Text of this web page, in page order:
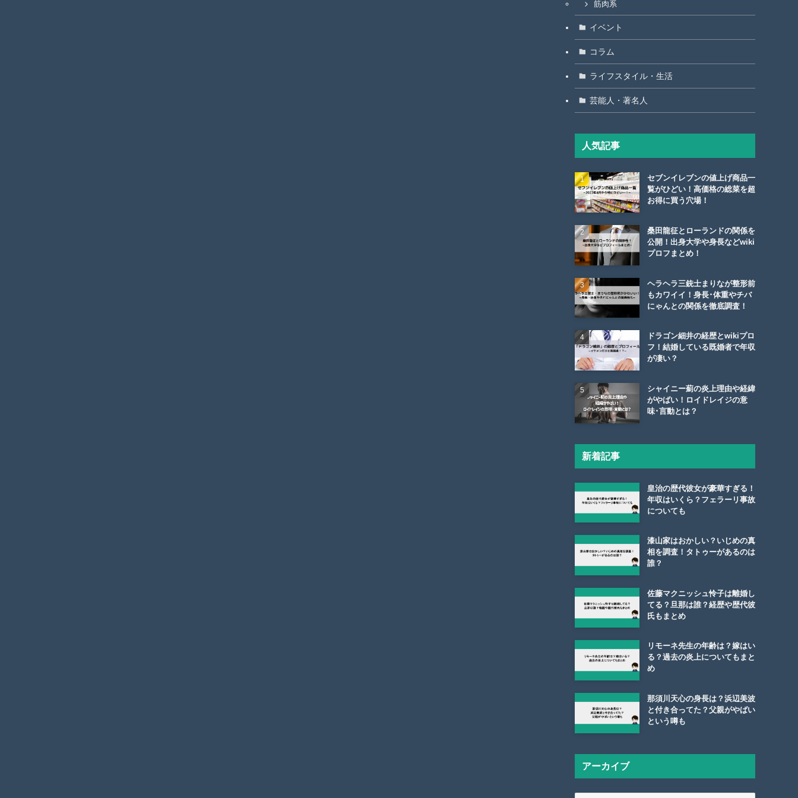
筋肉系
イベント
コラム
ライフスタイル・生活
芸能人・著名人
人気記事
セブンイレブンの値上げ商品一
覧がひどい！高価格の総菜を超
お得に買う穴場！
桑田龍征とローランドの関係を
公開！出身大学や身長などwiki
プロフまとめ！
ヘラヘラ三銃士まりなが整形前
もカワイイ！身長･体重やチバ
にゃんとの関係を徹底調査！
ドラゴン細井の経歴とwikiプロ
フ！結婚している既婚者で年収
が凄い？
シャイニー薊の炎上理由や経緯
がやばい！ロイドレイジの意
味･言動とは？
新着記事
皇治の歴代彼女が豪華すぎる！
年収はいくら？フェラーリ事故
についても
漆山家はおかしい？いじめの真
相を調査！タトゥーがあるのは
誰？
佐藤マクニッシュ怜子は離婚し
てる？旦那は誰？経歴や歴代彼
氏もまとめ
リモーネ先生の年齢は？嫁はい
る？過去の炎上についてもまと
め
那須川天心の身長は？浜辺美波
と付き合ってた？父親がやばい
という噂も
アーカイブ